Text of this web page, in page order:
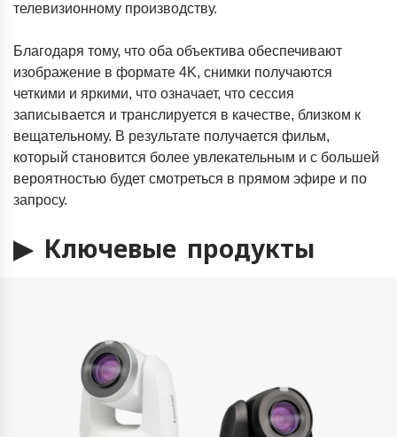
телевизионному производству.
Благодаря тому, что оба объектива обеспечивают
изображение в формате 4K, снимки получаются
четкими и яркими, что означает, что сессия
записывается и транслируется в качестве, близком к
вещательному. В результате получается фильм,
который становится более увлекательным и с большей
вероятностью будет смотреться в прямом эфире и по
запросу.
▶ Ключевые продукты